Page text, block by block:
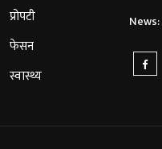
प्रोपटी
फेसन
स्वास्थ्य
News: